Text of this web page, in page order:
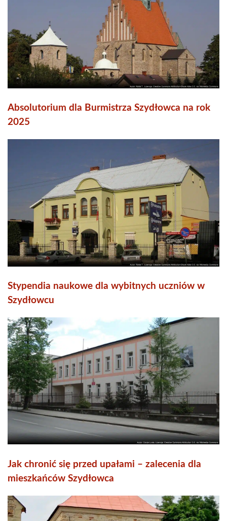
Absolutorium dla Burmistrza Szydłowca na rok
2025
Stypendia naukowe dla wybitnych uczniów w
Szydłowcu
Jak chronić się przed upałami – zalecenia dla
mieszkańców Szydłowca